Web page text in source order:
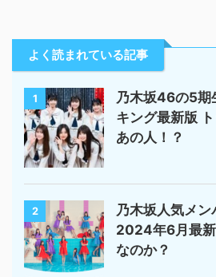
よく読まれている記事
1
乃木坂46の5期
キング最新版
あの人！？
2
乃木坂人気メ
2024年6月最
なのか？